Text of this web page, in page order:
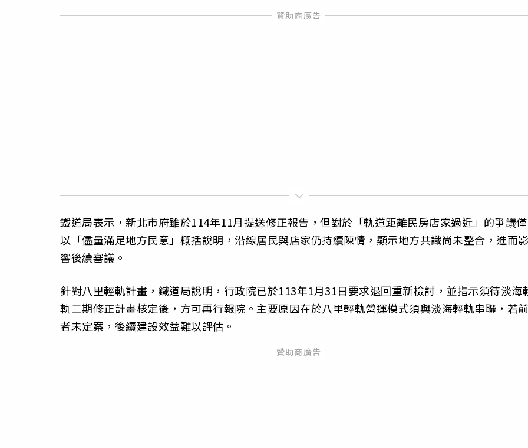
鐵道局表示，新北市府雖於114年11月提送修正報告，但對於「軌道距離民房店家過近」的爭議僅
以「儘量滿足地方民意」概括說明，沿線居民與店家仍持續陳情，顯示地方共識尚未整合，進而
響後續審議。
針對八里輕軌計畫，鐵道局說明，行政院已於113年1月31日要求退回重新檢討，並指示須待淡海
軌二期修正計畫核定後，方可再行報院。主要原因在於八里輕軌營運模式須與淡海輕軌串聯，若
者未定案，後續建設效益難以評估。